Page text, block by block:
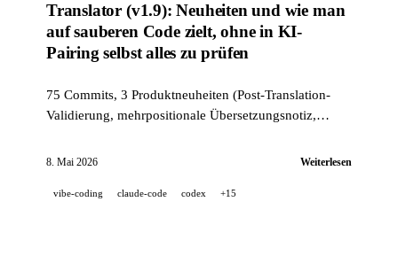
Translator (v1.9): Neuheiten und wie man
auf sauberen Code zielt, ohne in KI-
Pairing selbst alles zu prüfen
75 Commits, 3 Produktneuheiten (Post-Translation-
Validierung, mehrpositionale Übersetzungsnotiz,
Stack (14 Hooks, 229 Tests, KI-gestütztes PR-Review),
100 % im KI-Pairing entwickelt wird.
8. Mai 2026 Weiterlesen
vibe-coding claude-code codex +15